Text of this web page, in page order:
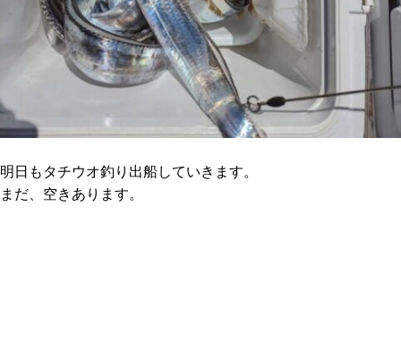
明日もタチウオ釣り出船していきます。
まだ、空きあります。